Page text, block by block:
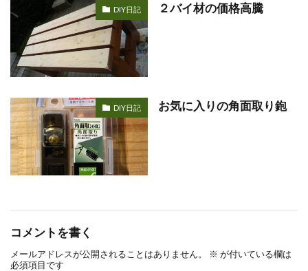
DIY日記 ２バイ材の価格高騰
DIY日記 お気に入りの角面取り鉋
コメントを書く
メールアドレスが公開されることはありません。 ※ が付いている欄は
必須項目です